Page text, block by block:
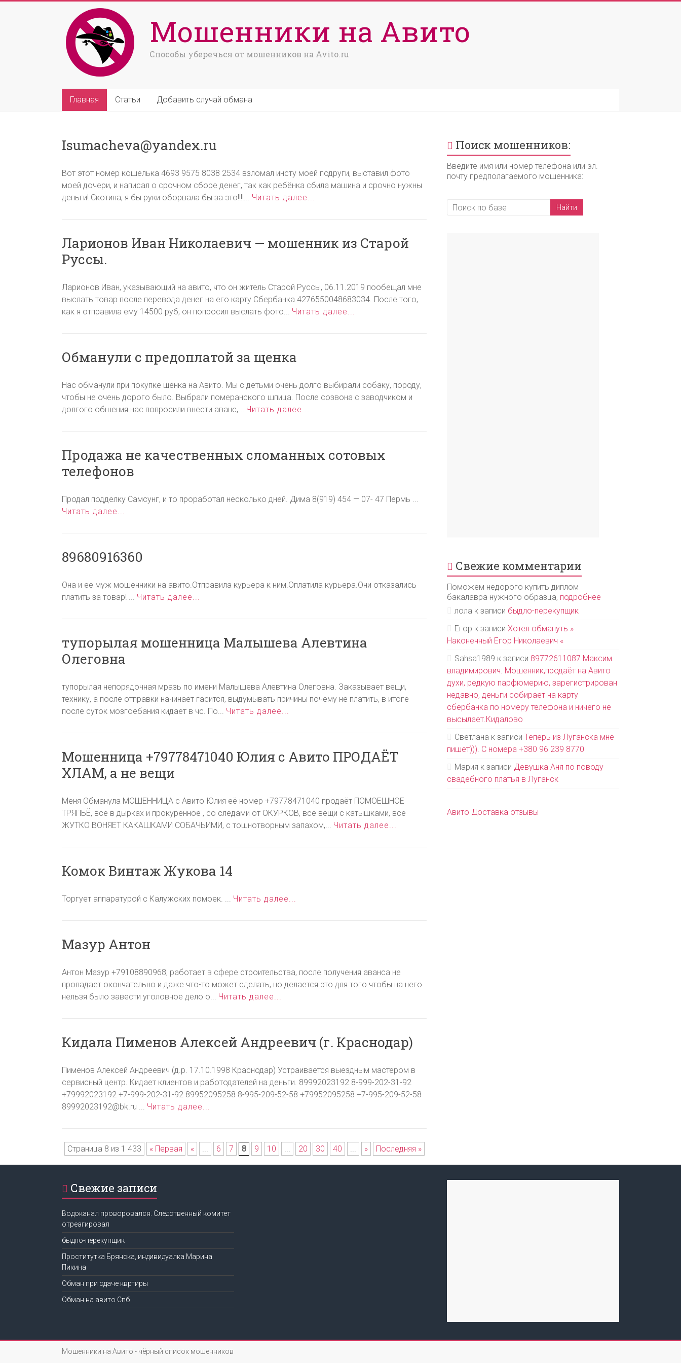
Мошенники на Авито
Способы уберечься от мошенников на Avito.ru
Главная Статьи Добавить случай обмана
Isumacheva@yandex.ru
Вот этот номер кошелька 4693 9575 8038 2534 взломал инсту моей подруги, выставил фото
моей дочери, и написал о срочном сборе денег, так как ребёнка сбила машина и срочно нужны
деньги! Скотина, я бы руки оборвала бы за это!!!!... Читать далее...
Ларионов Иван Николаевич — мошенник из Старой
Руссы.
Ларионов Иван, указывающий на авито, что он житель Старой Руссы, 06.11.2019 пообещал мне
выслать товар после перевода денег на его карту Сбербанка 4276550048683034. После того,
как я отправила ему 14500 руб, он попросил выслать фото... Читать далее...
Обманули с предоплатой за щенка
Нас обманули при покупке щенка на Авито. Мы с детьми очень долго выбирали собаку, породу,
чтобы не очень дорого было. Выбрали померанского шпица. После созвона с заводчиком и
долгого обшения нас попросили внести аванс,... Читать далее...
Продажа не качественных сломанных сотовых
телефонов
Продал подделку Самсунг, и то проработал несколько дней. Дима 8(919) 454 — 07- 47 Пермь ...
Читать далее...
89680916360
Она и ее муж мошенники на авито.Отправила курьера к ним.Оплатила курьера.Они отказались
платить за товар! ... Читать далее...
тупорылая мошенница Малышева Алевтина
Олеговна
тупорылая непорядочная мразь по имени Малышева Алевтина Олеговна. Заказывает вещи,
технику, а после отправки начинает гасится, выдумывать причины почему не платить, в итоге
после суток мозгоебания кидает в чс. По... Читать далее...
Мошенница +79778471040 Юлия с Авито ПРОДАЁТ
ХЛАМ, а не вещи
Меня Обманула МОШЕННИЦА с Авито Юлия её номер +79778471040 продаёт ПОМОЕШНОЕ
ТРЯПЬЁ, все в дырках и прокуренное , со следами от ОКУРКОВ, все вещи с катышками, все
ЖУТКО ВОНЯЕТ КАКАШКАМИ СОБАЧЬИМИ, с тошнотворным запахом,... Читать далее...
Комок Винтаж Жукова 14
Торгует аппаратурой с Калужских помоек. ... Читать далее...
Мазур Антон
Антон Мазур +79108890968, работает в сфере строительства, после получения аванса не
пропадает окончательно и даже что-то может сделать, но делается это для того чтобы на него
нельзя было завести уголовное дело о... Читать далее...
Кидала Пименов Алексей Андреевич (г. Краснодар)
Пименов Алексей Андреевич (д.р. 17.10.1998 Краснодар) Устраивается выездным мастером в
сервисный центр. Кидает клиентов и работодателей на деньги. 89992023192 8-999-202-31-92
+79992023192 +7-999-202-31-92 89952095258 8-995-209-52-58 +79952095258 +7-995-209-52-58
89992023192@bk.ru ... Читать далее...
Страница 8 из 1 433 « Первая « ... 6 7 8 9 10 ... 20 30 40 ... » Последняя »
Поиск мошенников:
Введите имя или номер телефона или эл.
почту предполагаемого мошенника:
Свежие комментарии
Поможем недорого купить диплом
бакалавра нужного образца, подробнее
лола к записи быдло-перекупщик
Егор к записиХотел обмануть »
Наконечный Егор Николаевич «
Sahsa1989 к записи 89772611087 Максим
владимирович. Мошенник,продаёт на Авито
духи, редкую парфюмерию, зарегистрирован
недавно, деньги собирает на карту
сбербанка по номеру телефона и ничего не
высылает.Кидалово
Светлана к записиТеперь из Луганска мне
пишет))). С номера +380 96 239 8770
Мария к записи Девушка Аня по поводу
свадебного платья в Луганск
Авито Доставка отзывы
Свежие записи
Водоканал проворовался. Следственный комитет
отреагировал
быдло-перекупщик
Проститутка Брянска, индивидуалка Марина
Пикина
Обман при сдаче квртиры
Обман на авито Спб
Мошенники на Авито - чёрный список мошенников